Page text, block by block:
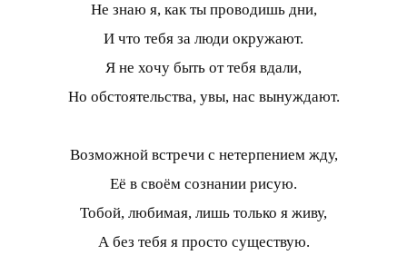
Не знаю я, как ты проводишь дни,
И что тебя за люди окружают.
Я не хочу быть от тебя вдали,
Но обстоятельства, увы, нас вынуждают.
Возможной встречи с нетерпением жду,
Её в своём сознании рисую.
Тобой, любимая, лишь только я живу,
А без тебя я просто существую.